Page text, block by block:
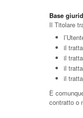
Base
Il Titolare
il
il
il
il
È
contratto o